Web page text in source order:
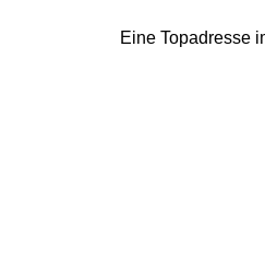
Eine Topadresse